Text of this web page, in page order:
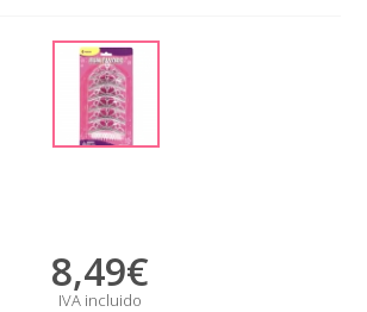
8,49€
IVA incluido